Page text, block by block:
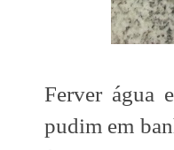
Ferver água
pudim em